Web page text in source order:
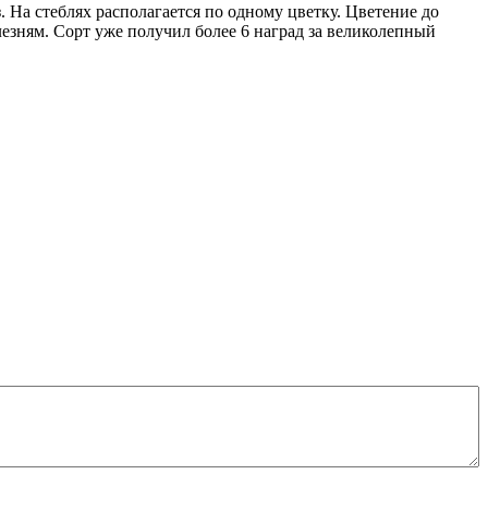
стеблях располагается по одному цветку. Цветение до
Сорт уже получил более 6 наград за великолепный